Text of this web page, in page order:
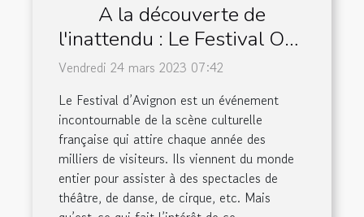
A la découverte de
l'inattendu : Le Festival OFF
2023 d'Avignon explore les
limites de l'expression
artistique
Vendredi 24 mars 2023 07:42
Le Festival d’Avignon est un événement
incontournable de la scène culturelle
française qui attire chaque année des
milliers de visiteurs. Ils viennent du monde
entier pour assister à des spectacles de
théâtre, de danse, de cirque, etc. Mais